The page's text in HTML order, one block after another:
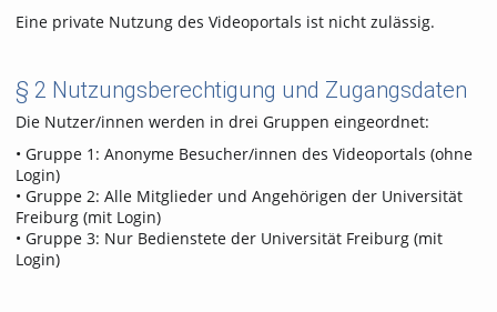
Eine private Nutzung des Videoportals ist nicht zulässig.
§ 2 Nutzungsberechtigung und Zugangsdaten
Die Nutzer/innen werden in drei Gruppen eingeordnet:
• Gruppe 1: Anonyme Besucher/innen des Videoportals (ohne
Login)
• Gruppe 2: Alle Mitglieder und Angehörigen der Universität
Freiburg (mit Login)
• Gruppe 3: Nur Bedienstete der Universität Freiburg (mit
Login)